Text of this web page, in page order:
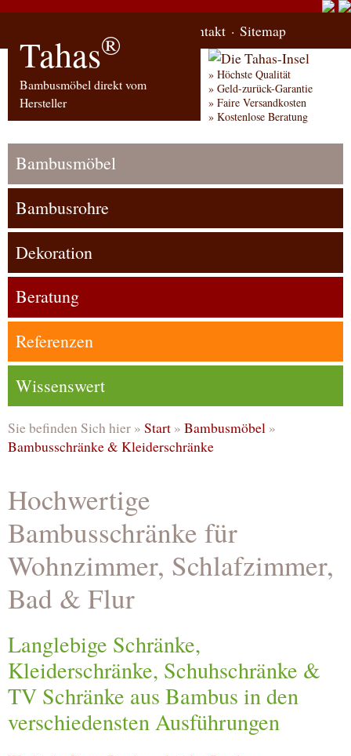
Kontakt Sitemap
Tahas®
Bambusmöbel direkt vom
Hersteller
Höchste Qualität
Geld-zurück-Garantie
Faire Versandkosten
Kostenlose Beratung
Bambusmöbel
Bambusrohre
Dekoration
Beratung
Referenzen
Wissenswert
Sie befinden Sich hier » Start » Bambusmöbel »
Bambusschränke & Kleiderschränke
Hochwertige
Bambusschränke für
Wohnzimmer, Schlafzimmer,
Bad & Flur
Langlebige Schränke,
Kleiderschränke, Schuhschränke &
TV Schränke aus Bambus in den
verschiedensten Ausführungen